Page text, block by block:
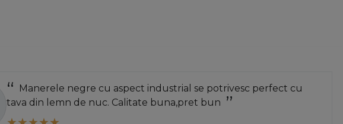
Manerele negre cu aspect industrial se potrivesc perfect cu
tava din lemn de nuc. Calitate buna,pret bun